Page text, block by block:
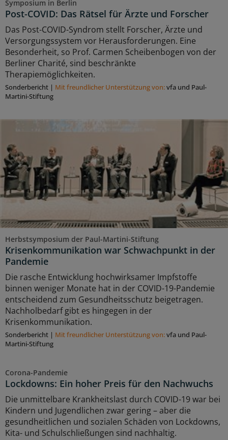
Symposium in Berlin
Post-COVID: Das Rätsel für Ärzte und Forscher
Das Post-COVID-Syndrom stellt Forscher, Ärzte und
Versorgungssystem vor Herausforderungen. Eine
Besonderheit, so Prof. Carmen Scheibenbogen von der
Berliner Charité, sind beschränkte
Therapiemöglichkeiten.
Sonderbericht | Mit freundlicher Unterstützung von:vfa und Paul-
Martini-Stiftung
Herbstsymposium der Paul-Martini-Stiftung
Krisenkommunikation war Schwachpunkt in der
Pandemie
Die rasche Entwicklung hochwirksamer Impfstoffe
binnen weniger Monate hat in der COVID-19-Pandemie
entscheidend zum Gesundheitsschutz beigetragen.
Nachholbedarf gibt es hingegen in der
Krisenkommunikation.
Sonderbericht | Mit freundlicher Unterstützung von:vfa und Paul-
Martini-Stiftung
Corona-Pandemie
Lockdowns: Ein hoher Preis für den Nachwuchs
Die unmittelbare Krankheitslast durch COVID-19 war bei
Kindern und Jugendlichen zwar gering – aber die
gesundheitlichen und sozialen Schäden von Lockdowns,
Kita- und Schulschließungen sind nachhaltig.